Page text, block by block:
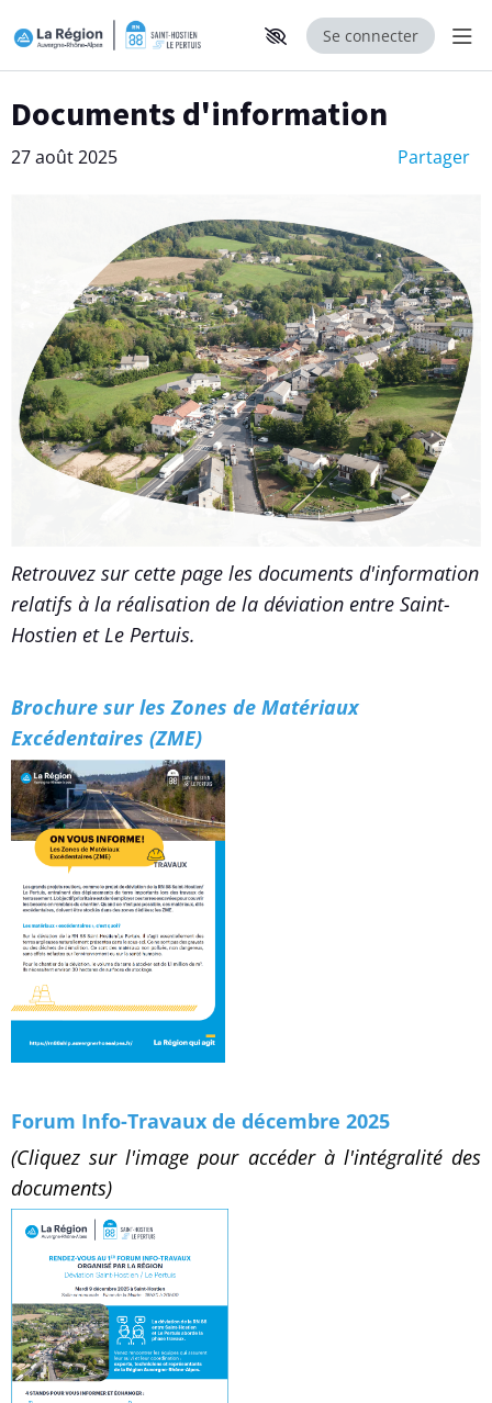
Se connecter
Documents d'information
27 août 2025 Partager
Retrouvez sur cette page les documents d'information
relatifs à la réalisation de la déviation entre Saint-
Hostien et Le Pertuis.
Brochure sur les Zones de Matériaux
Excédentaires (ZME)
Forum Info-Travaux de décembre 2025
(Cliquez sur l'image pour accéder à l'intégralité des
documents)